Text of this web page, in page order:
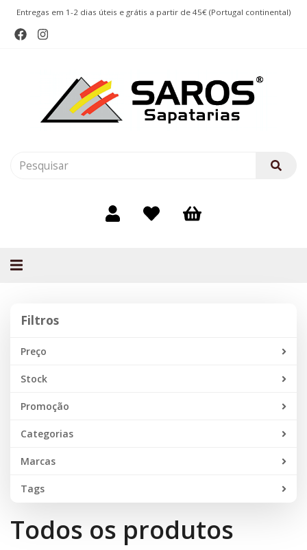
Entregas em 1-2 dias úteis e grátis a partir de 45€ (Portugal continental)
Alternar
Filtros
Preço
Stock
Promoção
Categorias
Marcas
Tags
Todos os produtos